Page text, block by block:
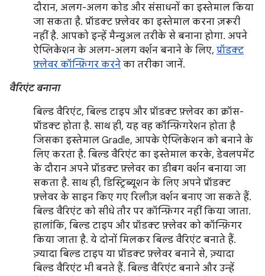
दौरान, अलग-अलग कोड और संसाधनों का इस्तेमाल किया
जा सकता है. प्रॉडक्ट फ़्लेवर का इस्तेमाल करना ज़रूरी
नहीं है. आपको इन्हें मैन्युअल तरीके से बनाना होगा. अपने
ऐप्लिकेशन के अलग-अलग वर्शन बनाने के लिए, प्रॉडक्ट
फ़्लेवर कॉन्फ़िगर करने का तरीका जानें.
वैरिएंट बनाना
बिल्ड वैरिएंट, बिल्ड टाइप और प्रॉडक्ट फ़्लेवर का क्रॉस-
प्रॉडक्ट होता है. साथ ही, यह वह कॉन्फ़िगरेशन होता है
जिसका इस्तेमाल Gradle, आपके ऐप्लिकेशन को बनाने के
लिए करता है. बिल्ड वैरिएंट का इस्तेमाल करके, डेवलपमेंट
के दौरान अपने प्रॉडक्ट फ़्लेवर का डीबग वर्शन बनाया जा
सकता है. साथ ही, डिस्ट्रिब्यूशन के लिए अपने प्रॉडक्ट
फ़्लेवर के साइन किए गए रिलीज़ वर्शन बनाए जा सकते हैं.
बिल्ड वैरिएंट को सीधे तौर पर कॉन्फ़िगर नहीं किया जाता.
हालांकि, बिल्ड टाइप और प्रॉडक्ट फ़्लेवर को कॉन्फ़िगर
किया जाता है. ये दोनों मिलकर बिल्ड वैरिएंट बनाते हैं.
ज़्यादा बिल्ड टाइप या प्रॉडक्ट फ़्लेवर बनाने से, ज़्यादा
बिल्ड वैरिएंट भी बनते हैं. बिल्ड वैरिएंट बनाने और उन्हें